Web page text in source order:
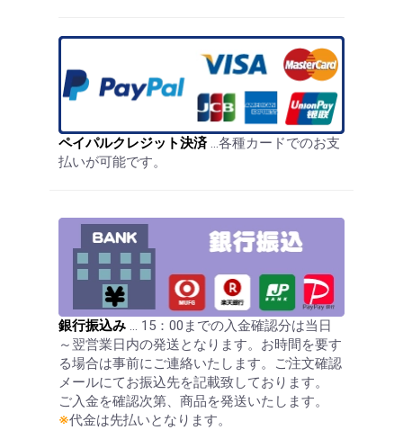
ペイパルクレジット決済…各種カードでのお支
払いが可能です。
銀行振込み … 15：00までの入金確認分は当日
～翌営業日内の発送となります。お時間を要す
る場合は事前にご連絡いたします。ご注文確認
メールにてお振込先を記載致しております。
ご入金を確認次第、商品を発送いたします。
※代金は先払いとなります。